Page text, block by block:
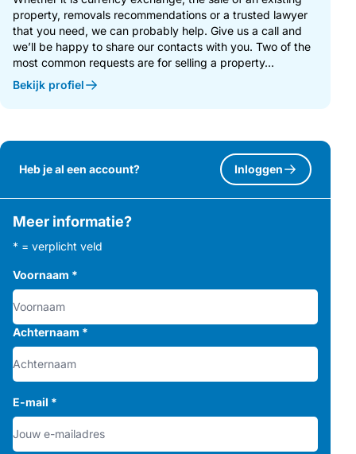
property, removals recommendations or a trusted lawyer
that you need, we can probably help. Give us a call and
we’ll be happy to share our contacts with you. Two of the
most common requests are for selling a property...
Bekijk profiel
Heb je al een account? Inloggen
Meer informatie?
* = verplicht veld
Voornaam *
Achternaam *
E-mail *